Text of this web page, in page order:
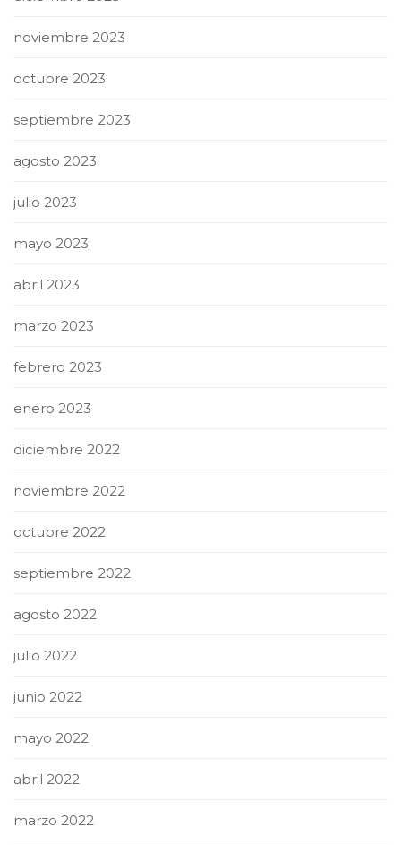
noviembre 2023
octubre 2023
septiembre 2023
agosto 2023
julio 2023
mayo 2023
abril 2023
marzo 2023
febrero 2023
enero 2023
diciembre 2022
noviembre 2022
octubre 2022
septiembre 2022
agosto 2022
julio 2022
junio 2022
mayo 2022
abril 2022
marzo 2022